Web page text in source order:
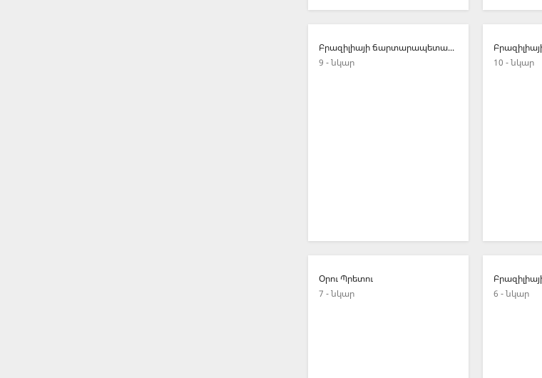
Բրազիլիայի ճարտարապետական հրաշալիքները
9 - նկար
10 - նկար
Օրու Պրետու
7 - նկար
6 - նկար